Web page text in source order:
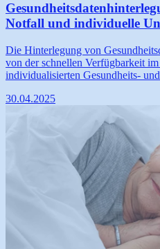
Notfall und individuelle
Die Hinterlegung von
von der schnellen Verfügbarkeit
individualisierten Gesundheits-
30.04.2025